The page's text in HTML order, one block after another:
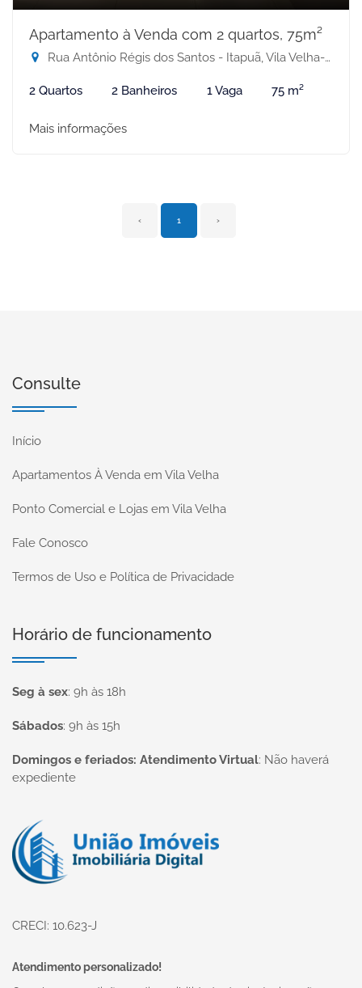
Apartamento à Venda com 2 quartos, 75m²
Rua Antônio Régis dos Santos - Itapuã, Vila Velha-ES
2 Quartos 2 Banheiros 1 Vaga 75 m²
Mais informações
‹ 1 ›
Consulte
Início
Apartamentos À Venda em Vila Velha
Ponto Comercial e Lojas em Vila Velha
Fale Conosco
Termos de Uso e Política de Privacidade
Horário de funcionamento
Seg à sex: 9h às 18h
Sábados: 9h às 15h
Domingos e feriados: Atendimento Virtual: Não haverá
expediente
Página inicial
CRECI: 10.623-J
Atendimento personalizado!